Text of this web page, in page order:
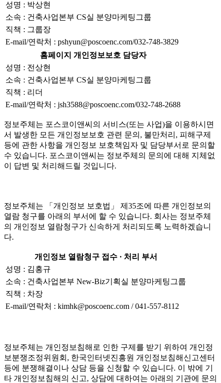
성명 : 박상현
소속 : 건축사업본부 CS실 분양마케팅그룹
직책 : 그룹장
E-mail/연락처 : pshyun@poscoenc.com/032-748-3829
홈페이지 개인정보보호 담당자
성명 : 전상현
소속 : 건축사업본부 CS실 분양마케팅그룹
직책 : 리더
E-mail/연락처 : jsh3588@poscoenc.com/032-748-2688
정보주체는 포스코이앤씨의 서비스(또는 사업)을 이용하시면
서 발생한 모든 개인정보보호 관련 문의, 불만처리, 피해구제
등에 관한 사항을 개인정보 보호책임자 및 담당부서로 문의할
수 있습니다. 포스코이앤씨는 정보주체의 문의에 대해 지체없
이 답변 및 처리해드릴 것입니다.
정보주체는 「개인정보 보호법」 제35조에 따른 개인정보의
열람 청구를 아래의 부서에 할 수 있습니다. 회사는 정보주체
의 개인정보 열람청구가 신속하게 처리되도록 노력하겠습니
다.
개인정보 열람청구 접수 · 처리 부서
성명 : 김홍규
소속 : 건축사업본부 New-Biz기획실 분양마케팅그룹
직책 : 차장
E-mail/연락처 : kimhk@poscoenc.com / 041-557-8112
정보주체는 개인정보침해로 인한 구제를 받기 위하여 개인정
보분쟁조정위원회, 한국인터넷진흥원 개인정보침해신고센터
등에 분쟁해결이나 상담 등을 신청할 수 있습니다. 이 밖에 기
타 개인정보침해의 신고, 상담에 대하여는 아래의 기관에 문의